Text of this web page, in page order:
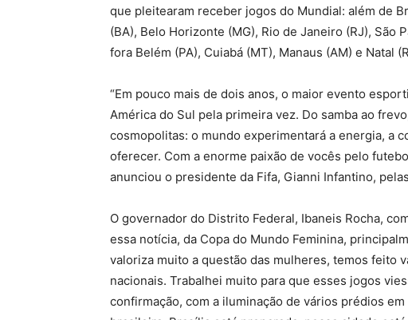
que pleitearam receber jogos do Mundial: além de
(BA), Belo Horizonte (MG), Rio de Janeiro (RJ), São
fora Belém (PA), Cuiabá (MT), Manaus (AM) e Natal
“Em pouco mais de dois anos, o maior evento
América do Sul pela primeira vez. Do samba ao
cosmopolitas: o mundo experimentará a energia, a
oferecer. Com a enorme paixão de vocês pelo
anunciou o presidente da Fifa, Gianni Infantino,
O governador do Distrito Federal, Ibaneis Rocha,
essa notícia, da Copa do Mundo Feminina,
valoriza muito a questão das mulheres, temos feito
nacionais. Trabalhei muito para que esses jogos
confirmação, com a iluminação de vários prédios